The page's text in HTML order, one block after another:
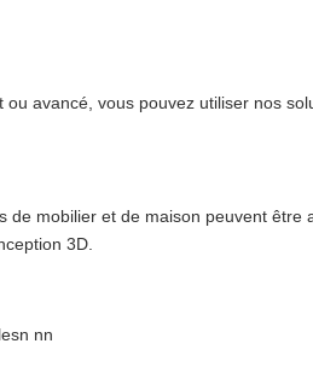
avancé, vous pouvez utiliser nos
de mobilier et de maison peuvent être
3D.
n nn